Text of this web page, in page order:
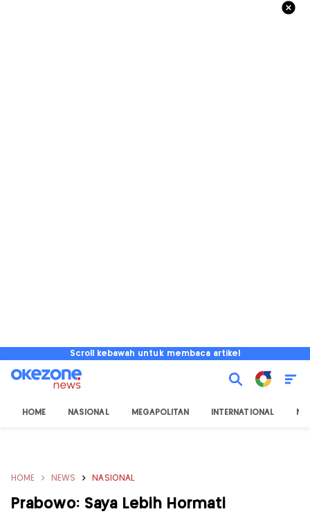
Scroll kebawah untuk membaca artikel
HOME NASIONAL MEGAPOLITAN INTERNATIONAL
HOME NEWS NASIONAL
Prabowo: Saya Lebih Hormati